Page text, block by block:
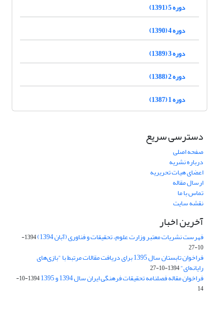
دوره 5 (1391)
دوره 4 (1390)
دوره 3 (1389)
دوره 2 (1388)
دوره 1 (1387)
دسترسی سریع
صفحه اصلی
درباره نشریه
اعضای هیات تحریریه
ارسال مقاله
تماس با ما
نقشه سایت
آخرین اخبار
فهرست نشریات معتبر وزارت علوم، تحقیقات و فناوری (آبان 1394)
1394-
10-27
فراخوان تابستان سال 1395 برای دریافت مقالات مرتبط با "بازی‌های
رایانه‌ای"1394-10-27
فراخوان مقاله فصلنامه تحقیقات فرهنگی ایران سال 1394 و 1395
1394-10-
14